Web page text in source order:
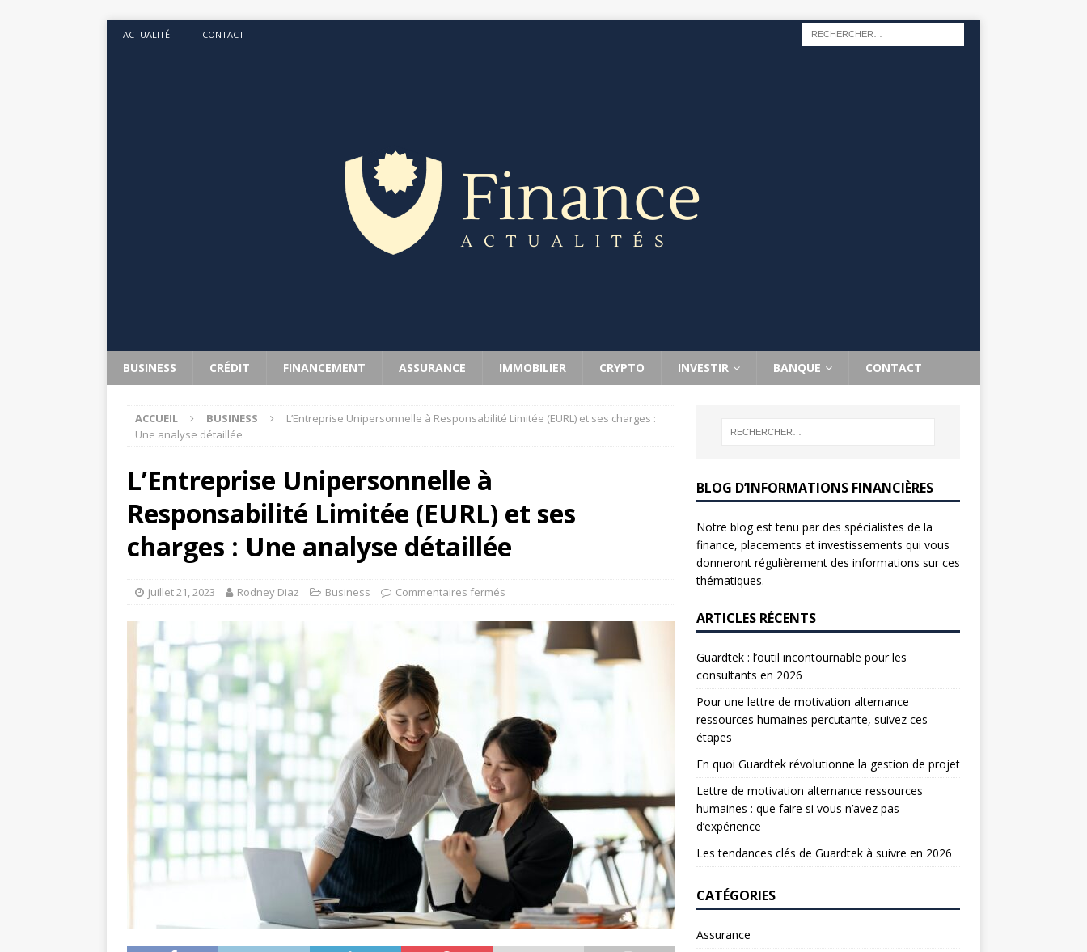
ACTUALITÉ CONTACT
BUSINESS CRÉDIT FINANCEMENT ASSURANCE IMMOBILIER CRYPTO INVESTIR BANQUE CONTACT
ACCUEIL BUSINESS
L’Entreprise Unipersonnelle à Responsabilité Limitée (EURL) et ses charges :
Une analyse détaillée
L’Entreprise Unipersonnelle à
Responsabilité Limitée (EURL) et ses
charges : Une analyse détaillée
juillet 21, 2023 Rodney Diaz Business Commentaires fermés
BLOG D’INFORMATIONS FINANCIÈRES
Notre blog est tenu par des spécialistes de la
finance, placements et investissements qui vous
donneront régulièrement des informations sur ces
thématiques.
ARTICLES RÉCENTS
Guardtek : l’outil incontournable pour les
consultants en 2026
Pour une lettre de motivation alternance
ressources humaines percutante, suivez ces
étapes
En quoi Guardtek révolutionne la gestion de projet
Lettre de motivation alternance ressources
humaines : que faire si vous n’avez pas
d’expérience
Les tendances clés de Guardtek à suivre en 2026
CATÉGORIES
Assurance